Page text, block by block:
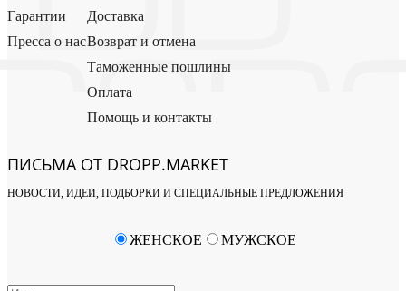
Гарантии
Пресса о нас
Доставка
Возврат и отмена
Таможенные пошлины
Оплата
Помощь и контакты
ПИСЬМА ОТ DROPP.MARKET
НОВОСТИ, ИДЕИ, ПОДБОРКИ И СПЕЦИАЛЬНЫЕ ПРЕДЛОЖЕНИЯ
ЖЕНСКОЕ МУЖСКОЕ